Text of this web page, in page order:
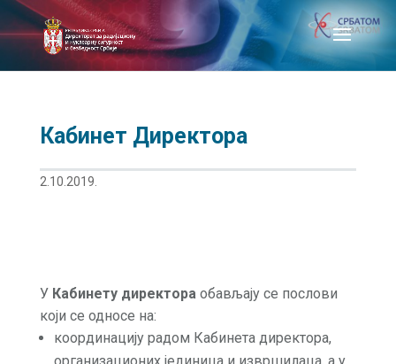
Кабинет Директора
2.10.2019.
У Кабинету директора обављају се послови
који се односе на:
координацију радом Кабинета директора,